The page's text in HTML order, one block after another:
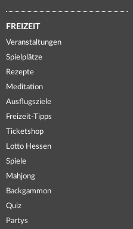
FREIZEIT
Veranstaltungen
Spielplätze
Rezepte
Meditation
Ausflugsziele
Freizeit-Tipps
Ticketshop
Lotto Hessen
Spiele
Mahjong
Backgammon
Quiz
Partys